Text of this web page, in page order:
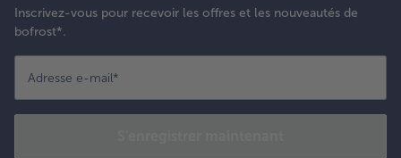
Inscrivez-vous pour recevoir les offres et les nouveautés de
bofrost*.
Adresse e-mail*